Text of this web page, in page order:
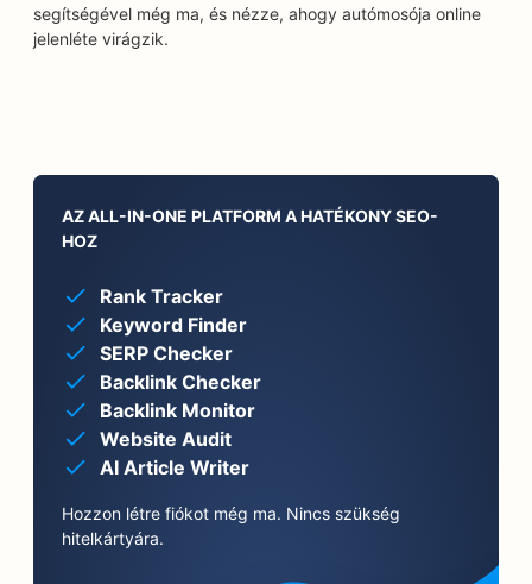
segítségével még ma, és nézze, ahogy autómosója online
jelenléte virágzik.
AZ ALL-IN-ONE PLATFORM A HATÉKONY SEO-
HOZ
Rank Tracker
Keyword Finder
SERP Checker
Backlink Checker
Backlink Monitor
Website Audit
AI Article Writer
Hozzon létre fiókot még ma. Nincs szükség
hitelkártyára.